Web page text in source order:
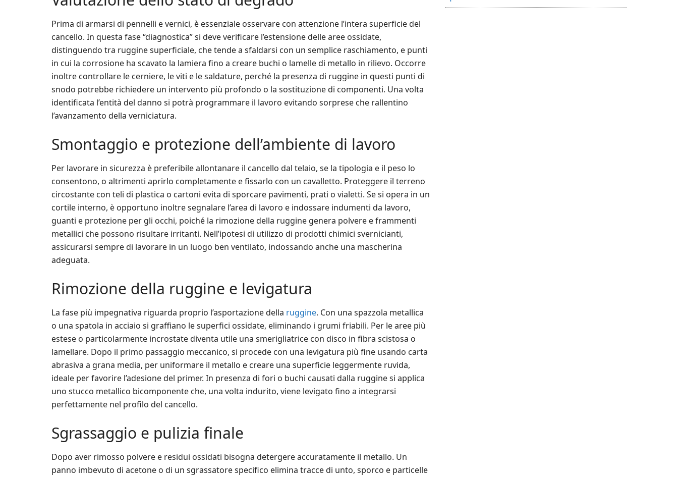
Prima di armarsi di pennelli e vernici, è essenziale osservare con attenzione l’intera superficie del
cancello. In questa fase “diagnostica” si deve verificare l’estensione delle aree ossidate,
distinguendo tra ruggine superficiale, che tende a sfaldarsi con un semplice raschiamento, e punti
in cui la corrosione ha scavato la lamiera fino a creare buchi o lamelle di metallo in rilievo. Occorre
inoltre controllare le cerniere, le viti e le saldature, perché la presenza di ruggine in questi punti di
snodo potrebbe richiedere un intervento più profondo o la sostituzione di componenti. Una volta
identificata l’entità del danno si potrà programmare il lavoro evitando sorprese che rallentino
l’avanzamento della verniciatura.
Smontaggio e protezione dell’ambiente di lavoro
Per lavorare in sicurezza è preferibile allontanare il cancello dal telaio, se la tipologia e il peso lo
consentono, o altrimenti aprirlo completamente e fissarlo con un cavalletto. Proteggere il terreno
circostante con teli di plastica o cartoni evita di sporcare pavimenti, prati o vialetti. Se si opera in un
cortile interno, è opportuno inoltre segnalare l’area di lavoro e indossare indumenti da lavoro,
guanti e protezione per gli occhi, poiché la rimozione della ruggine genera polvere e frammenti
metallici che possono risultare irritanti. Nell’ipotesi di utilizzo di prodotti chimici svernicianti,
assicurarsi sempre di lavorare in un luogo ben ventilato, indossando anche una mascherina
adeguata.
Rimozione della ruggine e levigatura
La fase più impegnativa riguarda proprio l’asportazione della ruggine. Con una spazzola metallica
o una spatola in acciaio si graffiano le superfici ossidate, eliminando i grumi friabili. Per le aree più
estese o particolarmente incrostate diventa utile una smerigliatrice con disco in fibra scistosa o
lamellare. Dopo il primo passaggio meccanico, si procede con una levigatura più fine usando carta
abrasiva a grana media, per uniformare il metallo e creare una superficie leggermente ruvida,
ideale per favorire l’adesione del primer. In presenza di fori o buchi causati dalla ruggine si applica
uno stucco metallico bicomponente che, una volta indurito, viene levigato fino a integrarsi
perfettamente nel profilo del cancello.
Sgrassaggio e pulizia finale
Dopo aver rimosso polvere e residui ossidati bisogna detergere accuratamente il metallo. Un
panno imbevuto di acetone o di un sgrassatore specifico elimina tracce di unto, sporco e particelle